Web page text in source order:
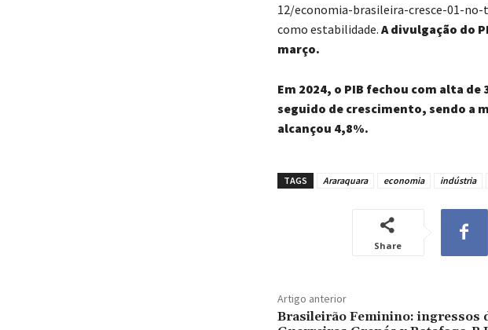
12/economia-brasileira-cresce-01-
como estabilidade. A divulgação do
março.
Em 2024, o PIB fechou com alta
seguido de crescimento, sendo a
alcançou 4,8%.
TAGS Araraquara economia indústria
Share
Artigo anterior
Brasileirão Feminino: ingressos